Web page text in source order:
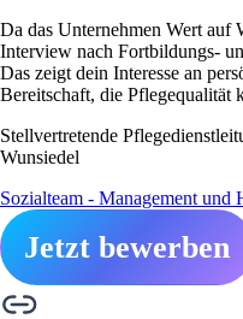
Da das Unternehmen Wert auf
Interview nach Fortbildungs-
Das zeigt dein Interesse an
Bereitschaft, die Pflegequalität
Stellvertretende
Wunsiedel
Sozialteam - Management und
Jetzt bewerben